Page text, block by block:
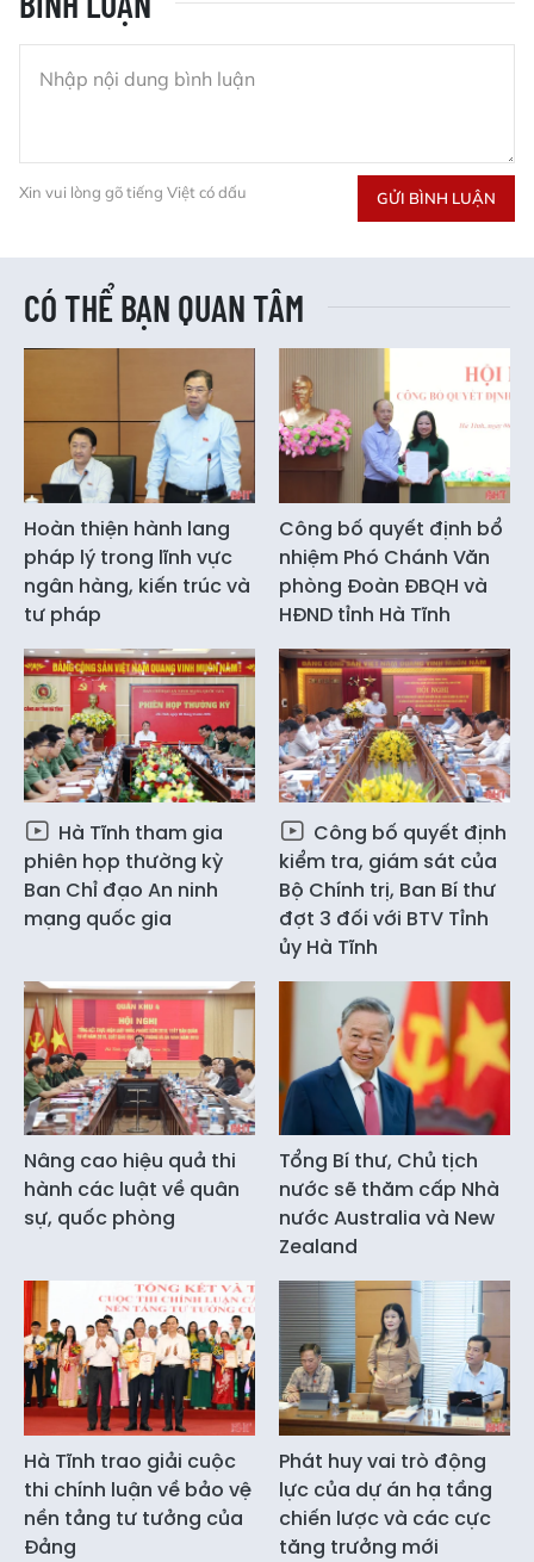
Xin vui lòng gõ tiếng Việt có dấu GỬI BÌNH LUẬN
CÓ THỂ BẠN QUAN TÂM
Hoàn thiện hành lang
pháp lý trong lĩnh vực
ngân hàng, kiến trúc và
tư pháp
Công bố quyết định bổ
nhiệm Phó Chánh Văn
phòng Đoàn ĐBQH và
HĐND tỉnh Hà Tĩnh
Hà Tĩnh tham gia
phiên họp thường kỳ
Ban Chỉ đạo An ninh
mạng quốc gia
Công bố quyết định
kiểm tra, giám sát của
Bộ Chính trị, Ban Bí thư
đợt 3 đối với BTV Tỉnh
ủy Hà Tĩnh
Nâng cao hiệu quả thi
hành các luật về quân
sự, quốc phòng
Tổng Bí thư, Chủ tịch
nước sẽ thăm cấp Nhà
nước Australia và New
Zealand
Hà Tĩnh trao giải cuộc
thi chính luận về bảo vệ
nền tảng tư tưởng của
Đảng
Phát huy vai trò động
lực của dự án hạ tầng
chiến lược và các cực
tăng trưởng mới